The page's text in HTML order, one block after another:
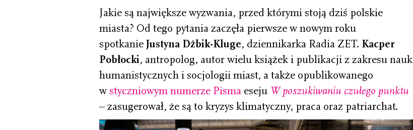
Jakie są największe wyzwania, przed którymi stoją dziś polskie
miasta? Od tego pytania zaczęła pierwsze w nowym roku
spotkanie Justyna Dżbik-Kluge, dziennikarka Radia ZET. Kacper
Pobłocki, antropolog, autor wielu książek i publikacji z zakresu nauk
humanistycznych i socjologii miast, a także opublikowanego
w styczniowym numerze Pismaeseju W poszukiwaniu czułego punktu
– zasugerował, że są to kryzys klimatyczny, praca oraz patriarchat.